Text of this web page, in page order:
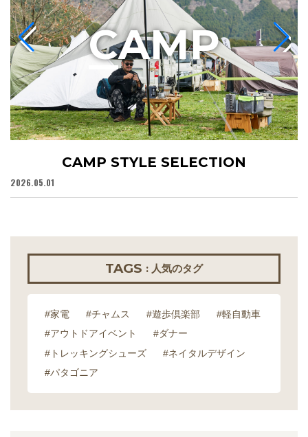
CAMP STYLE SELECTION
2026.05.01
CAMP
TAGS : 人気のタグ
#家電 #チャムス #遊歩倶楽部
#軽自動車
#アウトドアイベント
#ダナー
#トレッキングシューズ
#ネイタルデザイン
#パタゴニア